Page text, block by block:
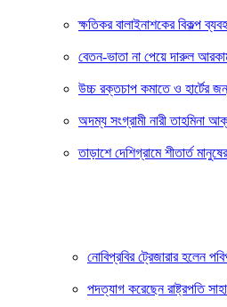
ক্ষতিকর বালাইনাশকের বিকল্প
বেতন-ভাতা না পেয়ে দারুল আরকাম
উচ্চ রক্তচাপ কমাতে ও হার্টের
অদম্য সংগ্রামী নারী তাহমিনা
তাড়াশে দেশিগ্রামে শীতার্ত
নোবিপ্রবির ট্রেজারার হলেন
পদত্যাগ করেছেন রাষ্ট্রপতি